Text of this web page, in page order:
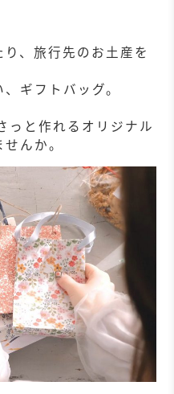
、旅行先のお土産を
ギフトバッグ。
っと作れるオリジナル
んか。